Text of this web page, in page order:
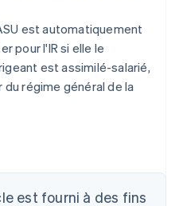
est automatiquement
pour l'IR si elle le
est assimilé-salarié,
régime général de la
est fourni à des fins